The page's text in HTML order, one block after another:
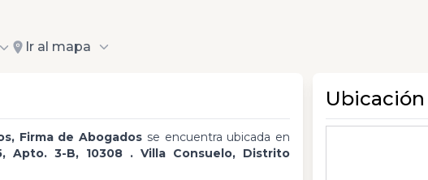
Ir al mapa
Firma de Abogados se encuentra ubicada en
Apto. 3-B, 10308 . Villa Consuelo, Distrito
Ubicación